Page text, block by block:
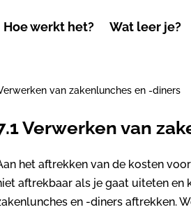
Hoe werkt het? Wat leer je?
van zakenlunches en -diners
Verwerken van
het aftrekken van de kosten
aftrekbaar als je gaat uiteten en
en -diners aftrekken.